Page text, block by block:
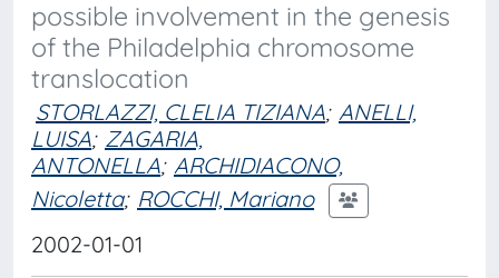
possible involvement in the genesis
of the Philadelphia chromosome
translocation
STORLAZZI, CLELIA TIZIANA; ANELLI,
LUISA; ZAGARIA,
ANTONELLA; ARCHIDIACONO,
Nicoletta; ROCCHI, Mariano
2002-01-01